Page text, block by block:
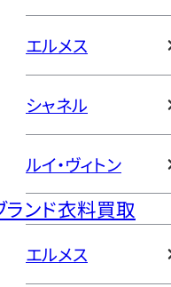
エルメス
シャネル
ルイ・ヴィトン
ランド衣料買取
エルメス